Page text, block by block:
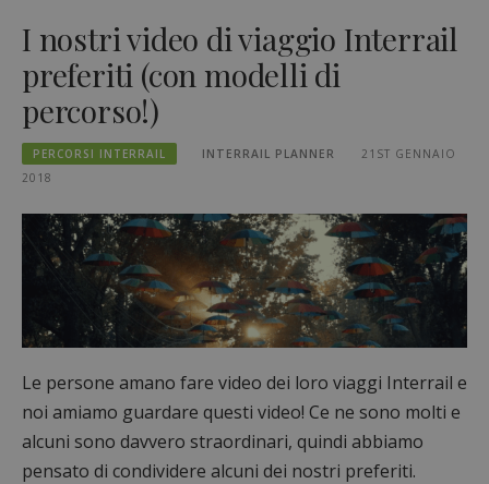
I nostri video di viaggio Interrail
preferiti (con modelli di
percorso!)
PERCORSI INTERRAIL INTERRAIL PLANNER
21ST GENNAIO
2018
Le persone amano fare video dei loro viaggi Interrail e
noi amiamo guardare questi video! Ce ne sono molti e
alcuni sono davvero straordinari, quindi abbiamo
pensato di condividere alcuni dei nostri preferiti.